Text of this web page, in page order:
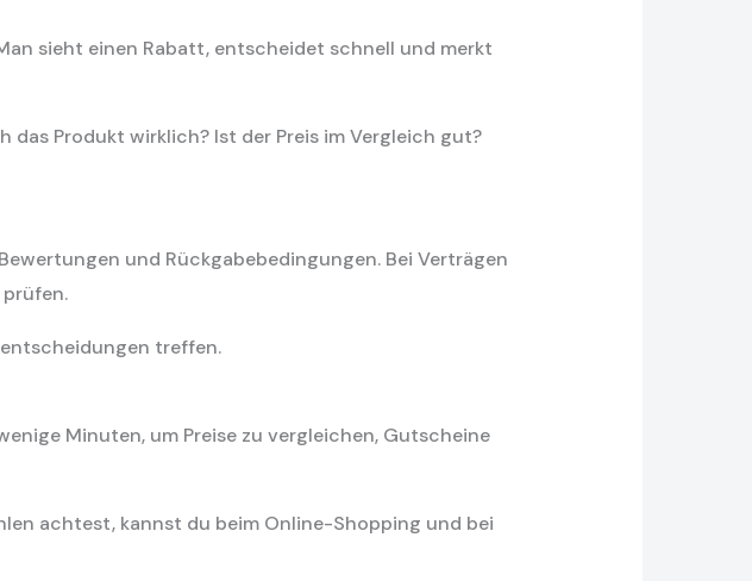
sieht einen Rabatt, entscheidet schnell und merkt
das Produkt wirklich? Ist der Preis im Vergleich gut?
und Rückgabebedingungen. Bei Verträgen
treffen.
Minuten, um Preise zu vergleichen, Gutscheine
achtest, kannst du beim Online-Shopping und bei